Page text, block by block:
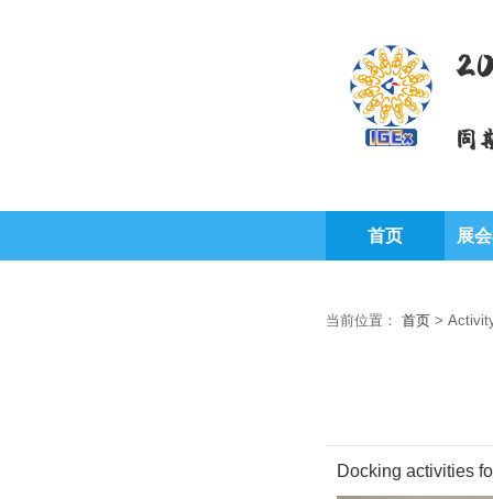
同
首页 展
当前位置： 首页 >
Docking activities